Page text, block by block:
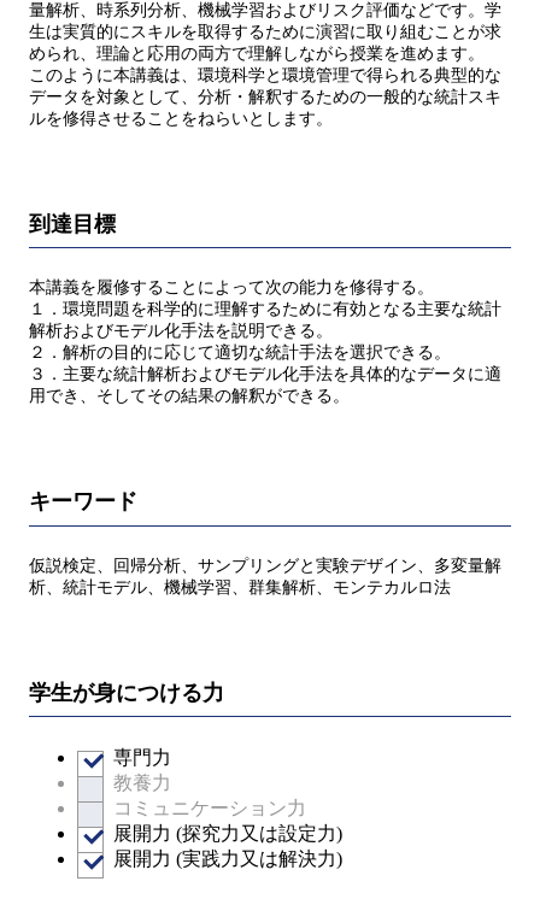
量解析、時系列分析、機械学習およびリスク評価などです。学
生は実質的にスキルを取得するために演習に取り組むことが求
められ、理論と応用の両方で理解しながら授業を進めます。
このように本講義は、環境科学と環境管理で得られる典型的な
データを対象として、分析・解釈するための一般的な統計スキ
ルを修得させることをねらいとします。
到達目標
本講義を履修することによって次の能力を修得する。
１．環境問題を科学的に理解するために有効となる主要な統計
解析およびモデル化手法を説明できる。
２．解析の目的に応じて適切な統計手法を選択できる。
３．主要な統計解析およびモデル化手法を具体的なデータに適
用でき、そしてその結果の解釈ができる。
キーワード
仮説検定、回帰分析、サンプリングと実験デザイン、多変量解
析、統計モデル、機械学習、群集解析、モンテカルロ法
学生が身につける力
専門力
教養力
コミュニケーション力
展開力 (探究力又は設定力)
展開力 (実践力又は解決力)